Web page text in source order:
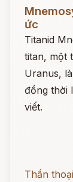
ức
Titanid
titan, một
Uranus,
đồng thời
viết.
Thần